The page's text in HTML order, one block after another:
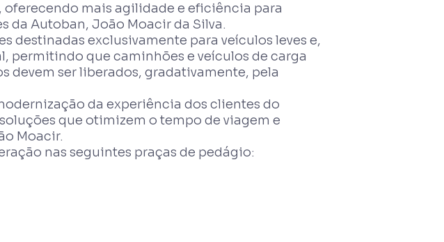
oferecendo mais agilidade e eficiência para
da Autoban, João Moacir da Silva.
destinadas exclusivamente para veículos leves e,
permitindo que caminhões e veículos de carga
devem ser liberados, gradativamente, pela
da experiência dos clientes do
que otimizem o tempo de viagem e
Moacir.
nas seguintes praças de pedágio: